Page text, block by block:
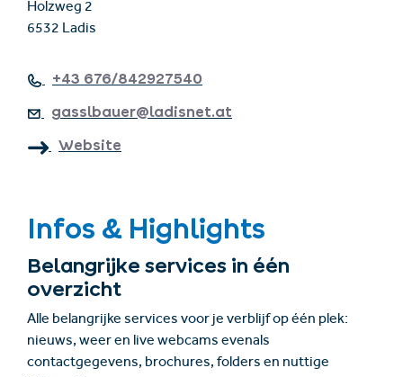
Holzweg 2
6532 Ladis
+43 676/842927540
gasslbauer@ladisnet.at
Website
Infos & Highlights
Belangrijke services in één
overzicht
Alle belangrijke services voor je verblijf op één plek:
nieuws, weer en live webcams evenals
contactgegevens, brochures, folders en nuttige